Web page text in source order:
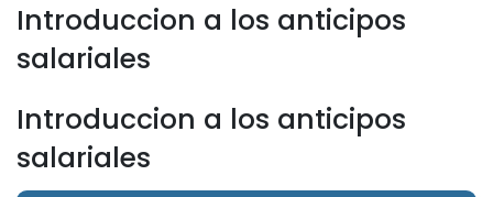
Introduccion a los anticipos
salariales
Introduccion a los anticipos
salariales